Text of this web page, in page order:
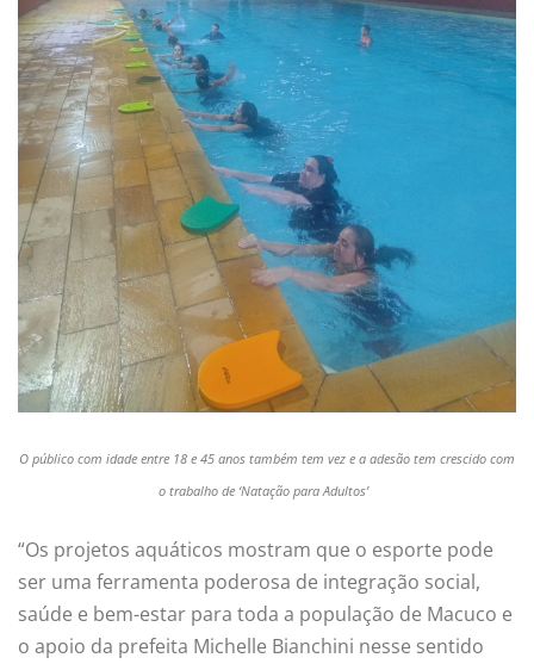
O público com idade entre 18 e 45 anos também tem vez e a adesão tem crescido com
o trabalho de ‘Natação para Adultos’
“Os projetos aquáticos mostram que o esporte pode
ser uma ferramenta poderosa de integração social,
saúde e bem-estar para toda a população de Macuco e
o apoio da prefeita Michelle Bianchini nesse sentido